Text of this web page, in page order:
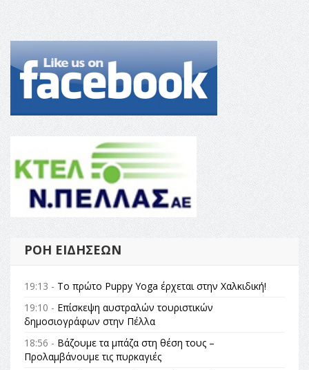
ΡΟΉ ΕΙΔΉΣΕΩΝ
19:13 - Το πρώτο Puppy Yoga έρχεται στην Χαλκιδική!
19:10 - Επίσκεψη αυστραλών τουριστικών
δημοσιογράφων στην Πέλλα
18:56 - Βάζουμε τα μπάζα στη θέση τους –
Προλαμβάνουμε τις πυρκαγιές